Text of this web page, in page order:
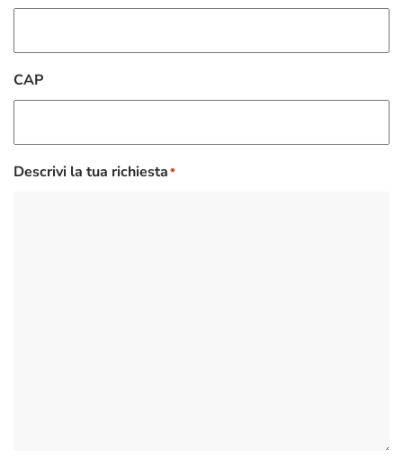
CAP
Descrivi la tua richiesta*